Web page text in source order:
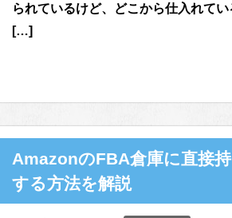
られているけど、どこから仕入れて
[…]
AmazonのFBA倉庫に直接
する方法を解説